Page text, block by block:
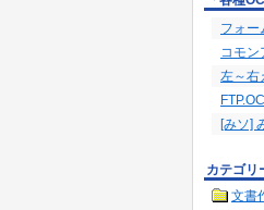
フォー
コモン
左～右
[みソ]
カテゴリ
文書